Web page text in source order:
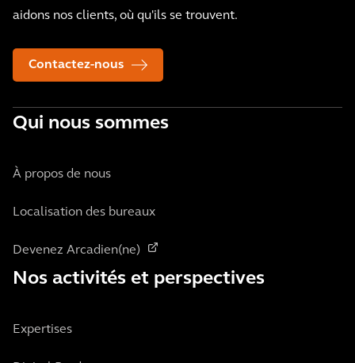
aidons nos clients, où qu'ils se trouvent.
Contactez-nous
Qui nous sommes
À propos de nous
Localisation des bureaux
Devenez Arcadien(ne)
Nos activités et perspectives
Expertises